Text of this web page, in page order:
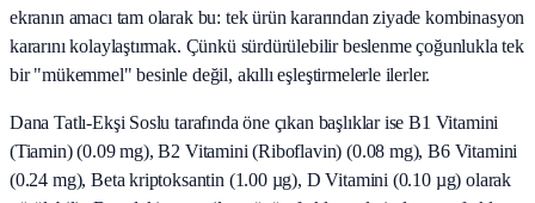
ekranın amacı tam olarak bu: tek ürün kararından ziyade kombinasyon
kararını kolaylaştırmak. Çünkü sürdürülebilir beslenme çoğunlukla tek
bir "mükemmel" besinle değil, akıllı eşleştirmelerle ilerler.
Dana Tatlı-Ekşi Soslu tarafında öne çıkan başlıklar ise B1 Vitamini
(Tiamin) (0.09 mg), B2 Vitamini (Riboflavin) (0.08 mg), B6 Vitamini
(0.24 mg), Beta kriptoksantin (1.00 µg), D Vitamini (0.10 µg) olarak